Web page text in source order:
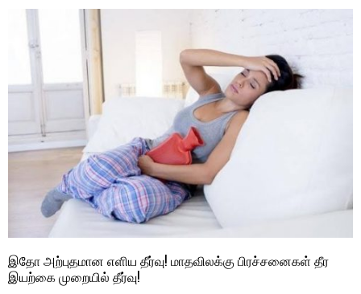
இதோ அற்புதமான எளிய தீர்வு! மாதவிலக்கு பிரச்சனைகள் தீர
இயற்கை முறையில் தீர்வு!